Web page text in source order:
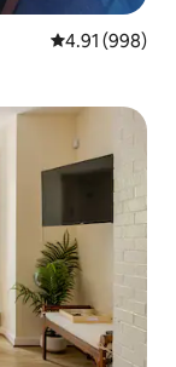
從 998 則評價
4.91 (998)